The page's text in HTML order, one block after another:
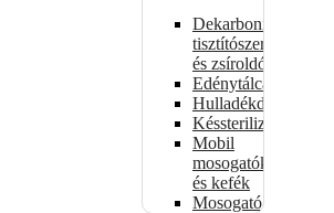
Dekarbonizáló
tisztítószerek
és zsíroldók
Edénytálcák
Hulladékdarálók
Késsterilizátorok
Mobil
mosogatók
és kefék
Mosogatógépkosarak